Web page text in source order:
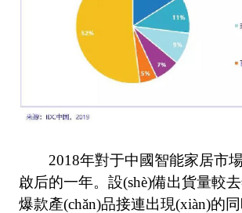
2018年對于中國智能家居市
啟后的一年。設(shè)備出貨量較去年
爆款產(chǎn)品接連出現(xiàn)的